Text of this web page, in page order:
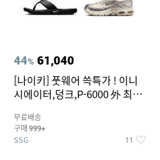
44% 61,040
[나이키] 풋웨어 쓱특가 ! 이니
시에이터,덩크,P-6000 外 최대
무료배송
구매 999+
SSG 11